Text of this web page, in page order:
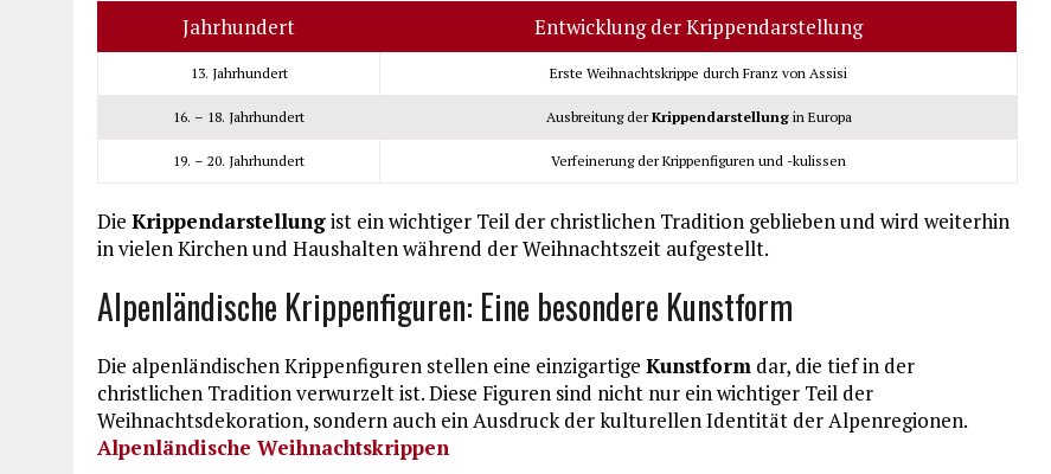
Jahrhundert Entwicklung der Krippendarstellung
13. Jahrhundert Erste Weihnachtskrippe durch Franz von Assisi
16. – 18. Jahrhundert Ausbreitung derKrippendarstellungin Europa
19. – 20. Jahrhundert Verfeinerung der Krippenfiguren und -kulissen
Die Krippendarstellungist ein wichtiger Teil der christlichen Tradition geblieben und wird weiterhin
in vielen Kirchen und Haushalten während der Weihnachtszeit aufgestellt.
Alpenländische Krippenfiguren: Eine besondere Kunstform
Die alpenländischen Krippenfiguren stellen eine einzigartige Kunstform dar, die tief in der
christlichen Tradition verwurzelt ist. Diese Figuren sind nicht nur ein wichtiger Teil der
Weihnachtsdekoration, sondern auch ein Ausdruck der kulturellen Identität der Alpenregionen.
Alpenländische Weihnachtskrippen